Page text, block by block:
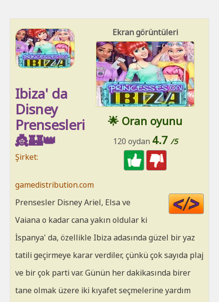
Ekran görüntüleri
🌟 Oran oyunu
120 oydan 4.7 /5
Ibiza' da
Disney
Prensesleri
👸🏰👑
Şirket:
gamedistribution.com
Prensesler Disney Ariel, Elsa ve
Vaiana o kadar cana yakın oldular ki
İspanya' da, özellikle Ibiza adasında güzel bir yaz
tatili geçirmeye karar verdiler, çünkü çok sayıda plaj
ve bir çok parti var. Günün her dakikasında birer
tane olmak üzere iki kıyafet seçmelerine yardım